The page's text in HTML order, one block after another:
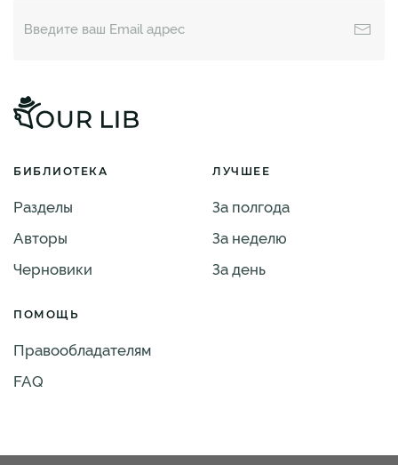
БИБЛИОТЕКА
Разделы
Авторы
Черновики
ЛУЧШЕЕ
За полгода
За неделю
За день
ПОМОЩЬ
Правообладателям
FAQ